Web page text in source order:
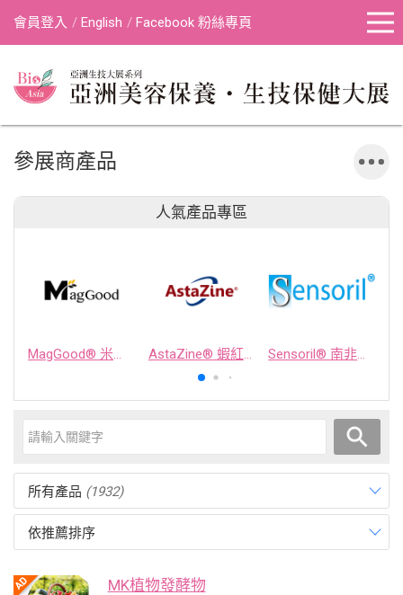
會員登入 English Facebook 粉絲專頁
參展商產品
人氣產品專區
MagGood® 米源鎂® 米糠濃縮物 AstaZine® 蝦紅素 Sensoril® 南非醉茄萃取物
所有產品 (1932)
依推薦排序
MK植物發酵物